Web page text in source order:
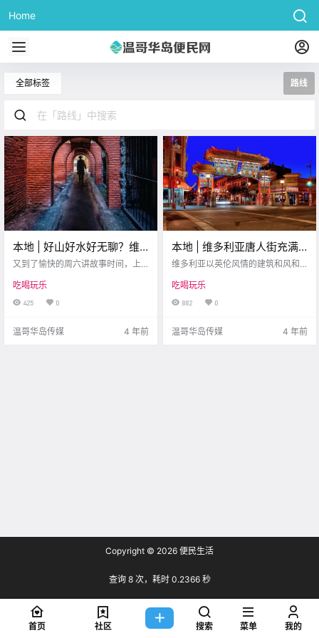
Home
全部标签 路线
本地 | 好山好水好无聊？维
多利亚的都市鬼魂传说，你
又到了愉快的周六讲故事时间，上
尾的“宝藏路线”，了解了第一代华人
的奋斗史。 今天我们走出唐人街，
吃喝玩乐
425 0
温哥华岛传媒 4 年前
本地 | 维多利亚唐人街充满
了故事，跟着“宝藏路线”一
维多利亚以英伦风情的建筑和风和
是初到小岛或是资深岛民，细挖下
去维多利亚总有探不完的惊喜。 那
的雕刻，墙面的.
吃喝玩乐
882 0
温哥华岛传媒 4 年前
Copyright © 2026 便民生活
查询 8 次，耗时 0.2366 秒
首页 社区 搜索 菜单 我的